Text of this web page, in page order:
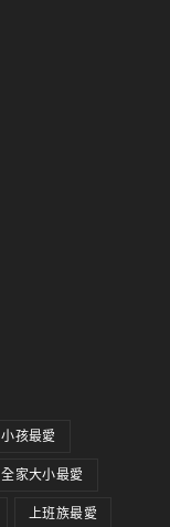
小孩最愛
全家大小最愛
上班族最愛